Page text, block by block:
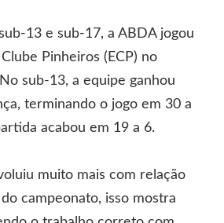
13 e sub-17, a ABDA jogou
Pinheiros (ECP) no
sub-13, a equipe ganhou
terminando o jogo em 30 a
acabou em 19 a 6.
muito mais com relação
campeonato, isso mostra